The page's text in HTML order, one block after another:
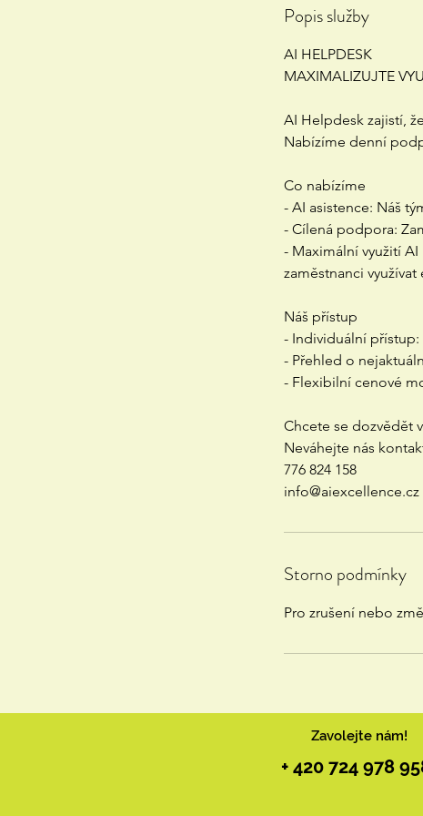
Popis služby
AI HELPDESK
MAXIMALIZUJTE
AI Helpdesk zajistí,
Nabízíme denní
Co nabízíme
- AI asistence: Náš
- Cílená podpora:
- Maximální využití
zaměstnanci využívat
Náš přístup
- Individuální přístup:
- Přehled o
- Flexibilní cenové
Chcete se dozvědět
Neváhejte nás
776 824 158
Storno podmínky
Pro zrušení nebo
Zavolejte nám!
+ 420 724 978